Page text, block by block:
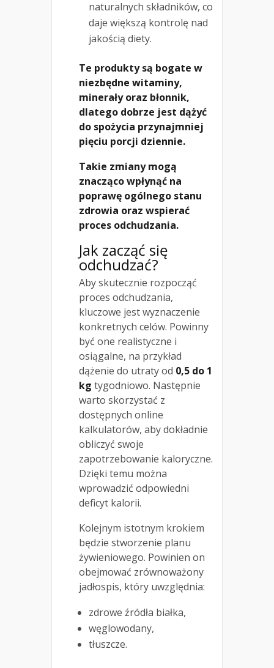
naturalnych składników, co
daje większą kontrolę nad
jakością diety.
Te produkty są bogate w
niezbędne witaminy,
minerały oraz błonnik,
dlatego dobrze jest dążyć
do spożycia przynajmniej
pięciu porcji dziennie.
Takie zmiany mogą
znacząco wpłynąć na
poprawę ogólnego stanu
zdrowia oraz wspierać
proces odchudzania.
Jak zacząć się
odchudzać?
Aby skutecznie rozpocząć
proces odchudzania,
kluczowe jest wyznaczenie
konkretnych celów. Powinny
być one realistyczne i
osiągalne, na przykład
dążenie do utraty od 0,5 do 1
kg tygodniowo. Następnie
warto skorzystać z
dostępnych online
kalkulatorów, aby dokładnie
obliczyć swoje
zapotrzebowanie kaloryczne.
Dzięki temu można
wprowadzić odpowiedni
deficyt kalorii.
Kolejnym istotnym krokiem
będzie stworzenie planu
żywieniowego. Powinien on
obejmować zrównoważony
jadłospis, który uwzględnia:
zdrowe źródła białka,
węglowodany,
tłuszcze.